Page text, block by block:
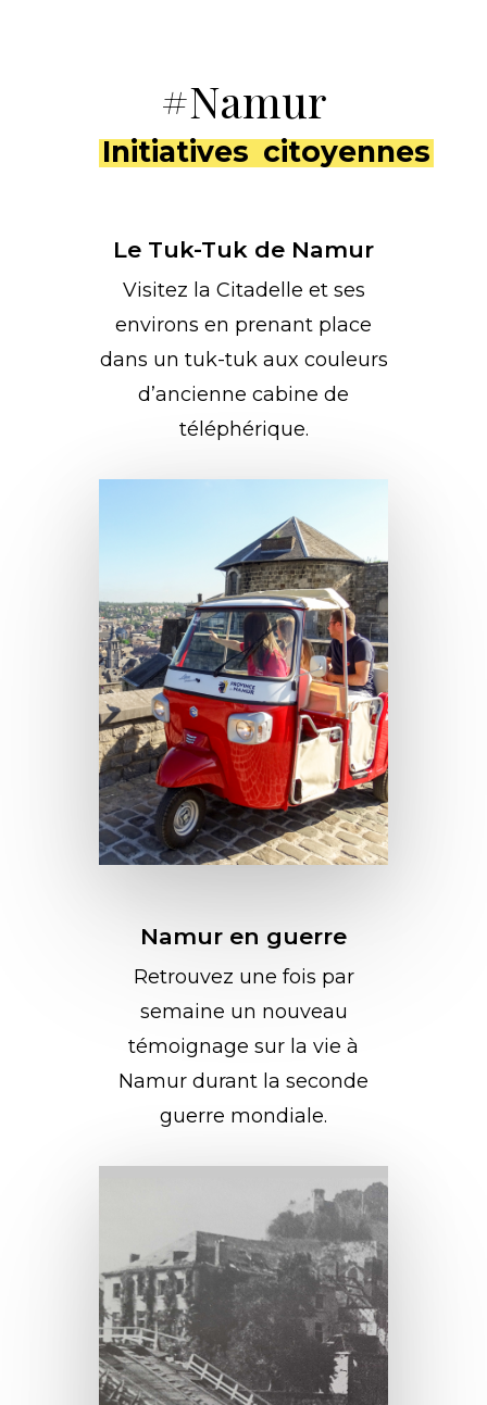
#Namur
Initiativescitoyennes
Le Tuk-Tuk de Namur
Visitez la Citadelle et ses
environs en prenant place
dans un tuk-tuk aux couleurs
d’ancienne cabine de
téléphérique.
Namur en guerre
Retrouvez une fois par
semaine un nouveau
témoignage sur la vie à
Namur durant la seconde
guerre mondiale.